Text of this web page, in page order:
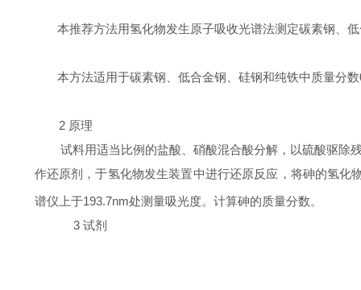
本推荐方法用氢化物发生原子吸收光谱法测定碳素钢、
本方法适用于碳素钢、低合金钢、硅钢和纯铁中质量分数
2 原理
试料用适当比例的盐酸、硝酸混合酸分解，以硫酸驱除
作还原剂，于氢化物发生装置中进行还原反应，将砷的氢化
谱仪上于193.7nm处测量吸光度。计算砷的质量分数。
3 试剂